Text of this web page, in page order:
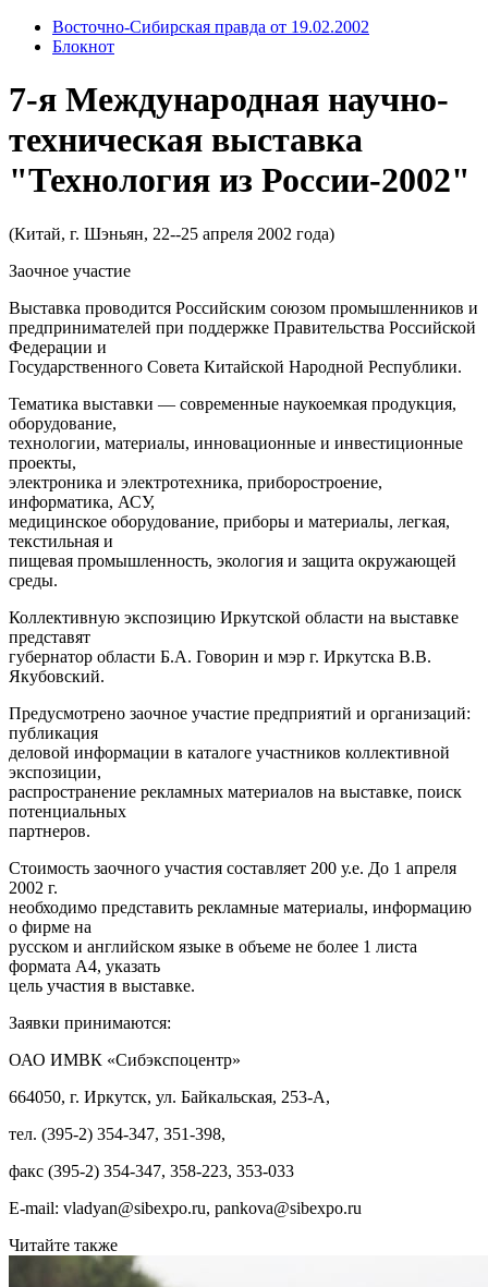
Восточно-Сибирская правда от 19.02.2002
Блокнот
7-я Международная научно-
техническая выставка
"Технология из России-2002"
(Китай, г. Шэньян, 22--25 апреля 2002 года)
Заочное участие
Выставка проводится Российским союзом промышленников и
предпринимателей при поддержке Правительства Российской
Федерации и
Государственного Совета Китайской Народной Республики.
Тематика выставки — современные наукоемкая продукция,
оборудование,
технологии, материалы, инновационные и инвестиционные
проекты,
электроника и электротехника, приборостроение,
информатика, АСУ,
медицинское оборудование, приборы и материалы, легкая,
текстильная и
пищевая промышленность, экология и защита окружающей
среды.
Коллективную экспозицию Иркутской области на выставке
представят
губернатор области Б.А. Говорин и мэр г. Иркутска В.В.
Якубовский.
Предусмотрено заочное участие предприятий и организаций:
публикация
деловой информации в каталоге участников коллективной
экспозиции,
распространение рекламных материалов на выставке, поиск
потенциальных
партнеров.
Стоимость заочного участия составляет 200 у.е. До 1 апреля
2002 г.
необходимо представить рекламные материалы, информацию
о фирме на
русском и английском языке в объеме не более 1 листа
формата А4, указать
цель участия в выставке.
Заявки принимаются:
ОАО ИМВК «Сибэкспоцентр»
664050, г. Иркутск, ул. Байкальская, 253-А,
тел. (395-2) 354-347, 351-398,
факс (395-2) 354-347, 358-223, 353-033
Е-mail: vladyan@sibexpo.ru, pankova@sibexpo.ru
Читайте также